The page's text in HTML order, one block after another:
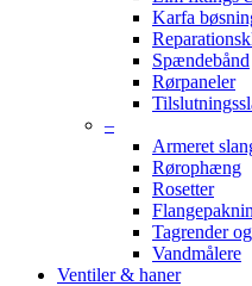
Karfa
Spændebånd
Rørpaneler
–
Armeret
Rørophæng
Rosetter
Tagrender
Vandmålere
Ventiler & haner